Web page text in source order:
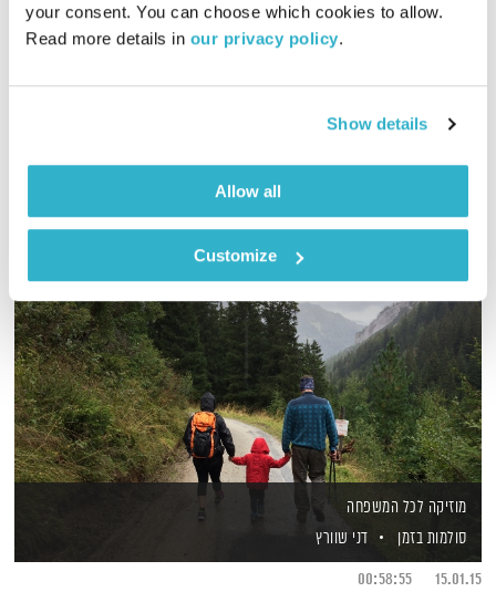
your consent. You can choose which cookies to allow.
Read more details in our privacy policy.
Show details
Allow all
Customize
הומה נפשינו לקראת המפגש של אלון אולארצ'יק עם טלי פולק.
אודיו
מוזיקה לכל המשפחה
סולמות בזמן
דני שוורץ
15.01.15
00:58:55